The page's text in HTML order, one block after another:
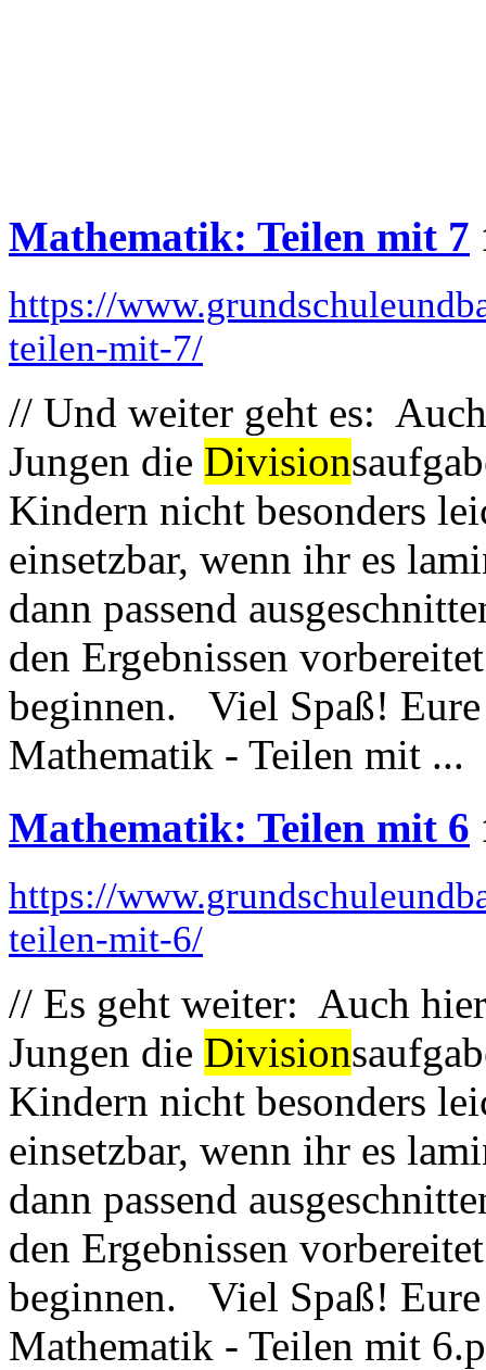
Mathematik: Teilen mit 7
https://
teilen-mit-7/
// Und weiter geht es:
Jungen die Division
Kindern nicht besonders
einsetzbar, wenn ihr es
dann passend
den Ergebnissen
beginnen. Viel Spaß!
Mathematik - Teilen mit ...
Mathematik: Teilen mit 6
https://
teilen-mit-6/
// Es geht weiter: Auch
Jungen die Division
Kindern nicht besonders
einsetzbar, wenn ihr es
dann passend
den Ergebnissen
beginnen. Viel Spaß!
Mathematik - Teilen mit